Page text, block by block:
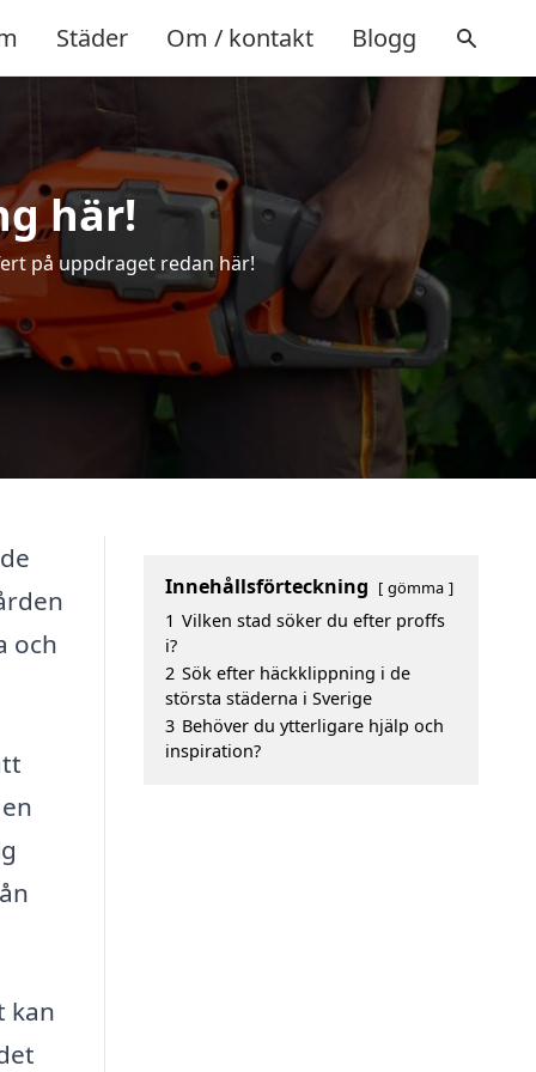
Städer Om / kontakt Blogg
här!
på uppdraget redan här!
och
kan
Innehållsförteckning gömma
1 Vilken stad söker du efter proffs
i?
2 Sök efter häckklippning i de
största städerna i Sverige
3 Behöver du ytterligare hjälp och
inspiration?